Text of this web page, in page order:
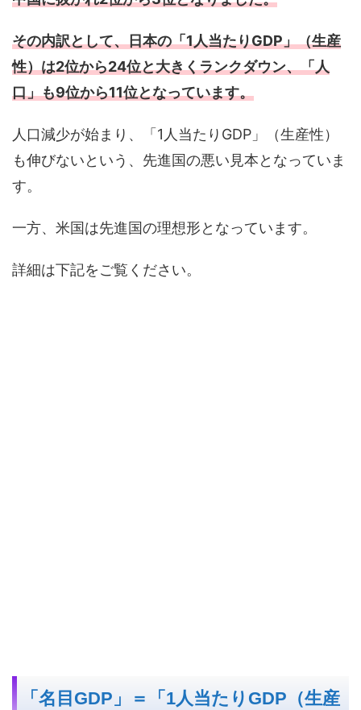
その内訳として、日本の「1人当たりGDP」（生産
性）は2位から24位と大きくランクダウン、「人
口」も9位から11位となっています。
人口減少が始まり、「1人当たりGDP」（生産性）
も伸びないという、先進国の悪い見本となっていま
す。
一方、米国は先進国の理想形となっています。
詳細は下記をご覧ください。
「名目GDP」＝「1人当たりGDP（生産